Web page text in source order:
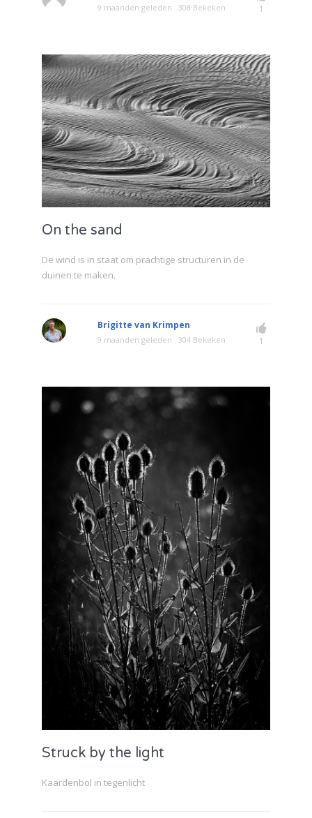
9 maanden geleden 308 Bekeken 1
On the sand
De wind is in staat om prachtige structuren in de
duinen te maken.
Brigitte van Krimpen
9 maanden geleden 304 Bekeken 1
Struck by the light
Kaardenbol in tegenlicht